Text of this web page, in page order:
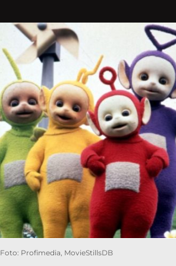
Foto: Profimedia, MovieStillsDB